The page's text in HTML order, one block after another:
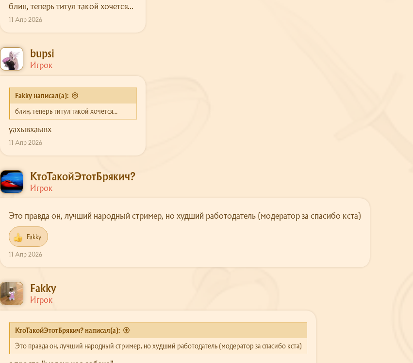
блин, теперь титул такой хочется...
11 Апр 2026
bupsi
Игрок
Fakky написал(а):
блин, теперь титул такой хочется...
уахывхаывх
11 Апр 2026
КтоТакойЭтотБрякич?
Игрок
Это правда он, лучший народный стример, но худший работодатель (модератор за спасибо кста)
Р
е
а
и
и
:
Fakky
11 Апр 2026
Fakky
Игрок
КтоТакойЭтотБрякич? написал(а):
Это правда он, лучший народный стример, но худший работодатель (модератор за спасибо кста)